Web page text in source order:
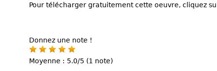
Pour télécharger gratuitement cette oeuvre, cliquez
Donnez une note !
Moyenne : 5.0/5 (1 note)